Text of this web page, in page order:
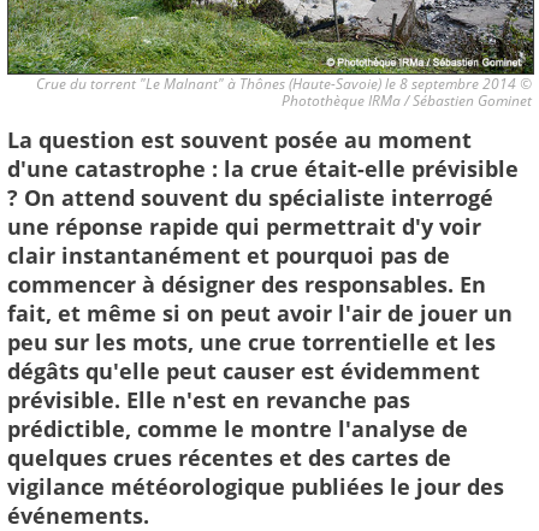
Crue du torrent "Le Malnant" à Thônes (Haute-Savoie) le 8 septembre 2014 ©
Photothèque IRMa / Sébastien Gominet
La question est souvent posée au moment
d'une catastrophe : la crue était-elle prévisible
? On attend souvent du spécialiste interrogé
une réponse rapide qui permettrait d'y voir
clair instantanément et pourquoi pas de
commencer à désigner des responsables. En
fait, et même si on peut avoir l'air de jouer un
peu sur les mots, une crue torrentielle et les
dégâts qu'elle peut causer est évidemment
prévisible. Elle n'est en revanche pas
prédictible, comme le montre l'analyse de
quelques crues récentes et des cartes de
vigilance météorologique publiées le jour des
événements.